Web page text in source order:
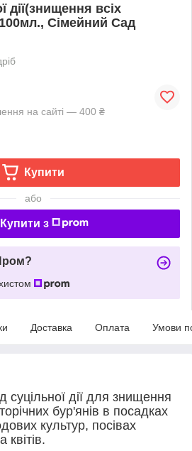
дії(знищення всіх
Сімейний Сад
на сайті — 400 ₴
Купити
або
Купити з
Доставка Оплата Умови
суцільної дії для знищення
бур'янів в посадках
культур, посівах
квітів.